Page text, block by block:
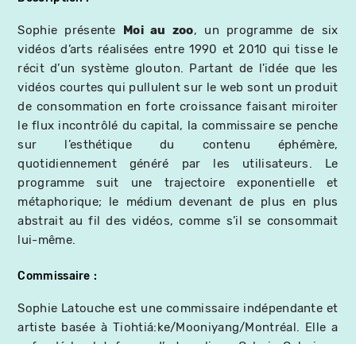
Sophie présente Moi au zoo, un programme de six
vidéos d’arts réalisées entre 1990 et 2010 qui tisse le
récit d’un système glouton. Partant de l'idée que les
vidéos courtes qui pullulent sur le web sont un produit
de consommation en forte croissance faisant miroiter
le flux incontrôlé du capital, la commissaire se penche
sur l’esthétique du contenu éphémère,
quotidiennement généré par les utilisateurs. Le
programme suit une trajectoire exponentielle et
métaphorique; le médium devenant de plus en plus
abstrait au fil des vidéos, comme s’il se consommait
lui-même.
Commissaire
Sophie Latouche est une commissaire indépendante et
artiste basée à Tiohtiá:ke/Mooniyang/Montréal. Elle a